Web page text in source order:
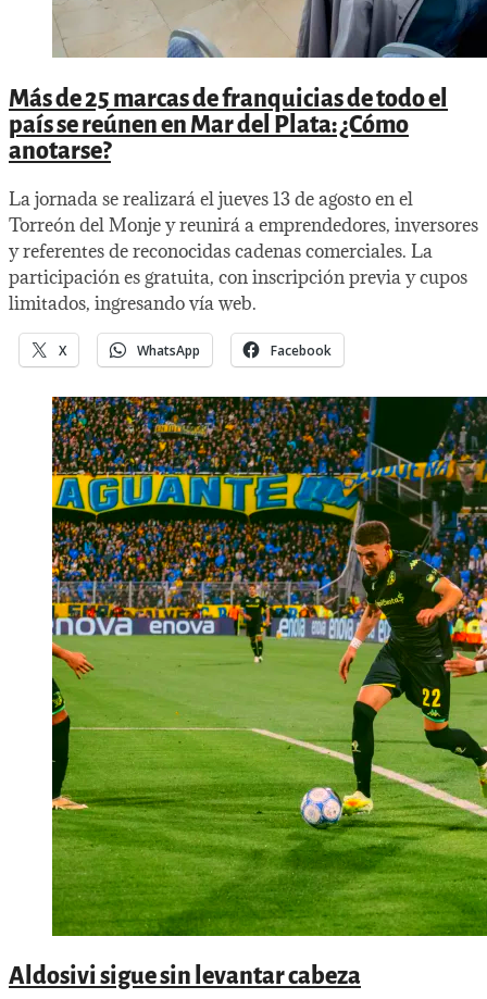
Más de 25 marcas de franquicias de todo el
país se reúnen en Mar del Plata: ¿Cómo
anotarse?
La jornada se realizará el jueves 13 de agosto en el
Torreón del Monje y reunirá a emprendedores, inversores
y referentes de reconocidas cadenas comerciales. La
participación es gratuita, con inscripción previa y cupos
limitados, ingresando vía web.
X WhatsApp Facebook
Aldosivi sigue sin levantar cabeza